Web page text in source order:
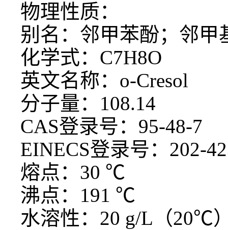
物理性质：
别名：邻甲苯酚；邻甲
化学式： C7H8O
英文名称： o-Cresol
分子量： 108.14
CAS登录号： 95-48-7
EINECS登录号： 202-
熔点： 30 ℃
沸点： 191 ℃
水溶性： 20 g/L （20℃